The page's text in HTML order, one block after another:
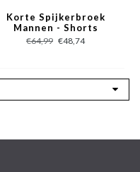
Korte Spijkerbroek
Mannen - Shorts
Heren Sale - J965 -
Blauw
€64,99 €48,74